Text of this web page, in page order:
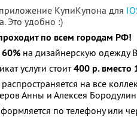
КупиКупона для
Это удобно :)
по всем городам РФ!
на дизайнерскую одежду
услуги стоит400 р. вместо
на все
Анны и Алексея
по телефону или